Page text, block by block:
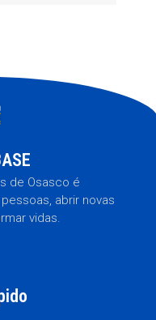
de Osasco é
abrir novas
vidas.